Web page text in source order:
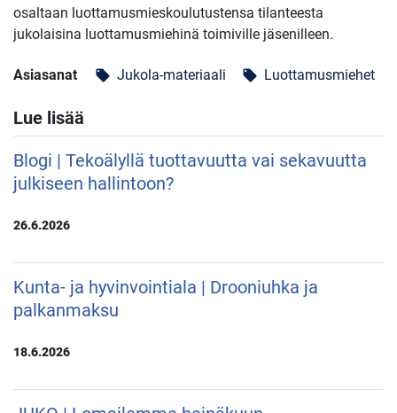
osaltaan luottamusmieskoulutustensa tilanteesta
jukolaisina luottamusmiehinä toimiville jäsenilleen.
Asiasanat local_offer Jukola-materiaali local_offer Luottamusmiehet
Lue lisää
Blogi | Tekoälyllä tuottavuutta vai sekavuutta
julkiseen hallintoon?
26.6.2026
Kunta- ja hyvinvointiala | Drooniuhka ja
palkanmaksu
18.6.2026